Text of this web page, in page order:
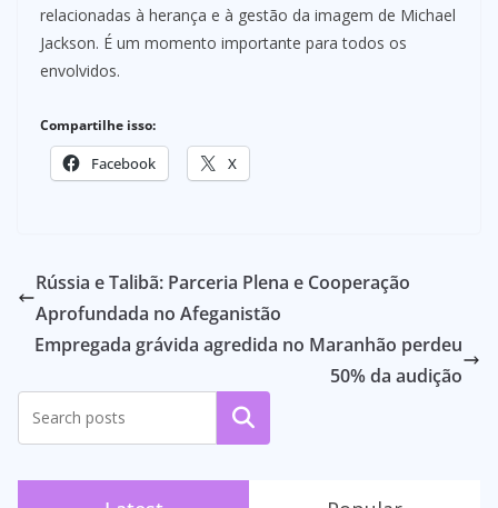
relacionadas à herança e à gestão da imagem de Michael
Jackson. É um momento importante para todos os
envolvidos.
Compartilhe isso:
Facebook X
Rússia e Talibã: Parceria Plena e Cooperação
Aprofundada no Afeganistão
Empregada grávida agredida no Maranhão perdeu
50% da audição
Pesquisar